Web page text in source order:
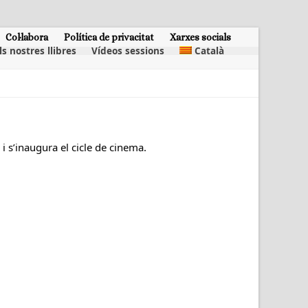
Col·labora Política de privacitat Xarxes socials
nostres llibres Vídeos sessions Català
s’inaugura el cicle de cinema.